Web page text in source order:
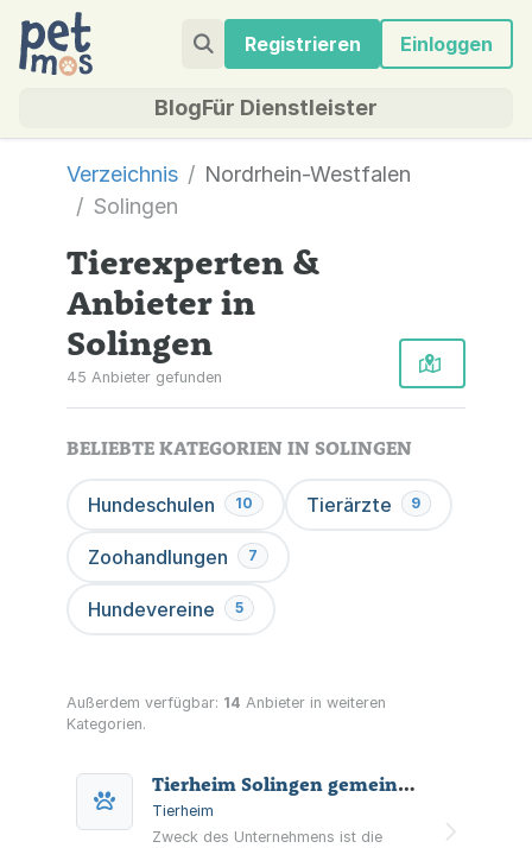
Registrieren Einloggen
BlogFür Dienstleister
Verzeichnis
Nordrhein-Westfalen
Solingen
Tierexperten &
Anbieter in
Solingen
45 Anbieter gefunden
BELIEBTE KATEGORIEN IN SOLINGEN
Hundeschulen 10 Tierärzte 9
Zoohandlungen 7
Hundevereine 5
Außerdem verfügbar: 14 Anbieter in weiteren
Kategorien.
Tierheim Solingen gemeinnützige Betriebsgesellschaft mbH
Tierheim
Zweck des Unternehmens ist die